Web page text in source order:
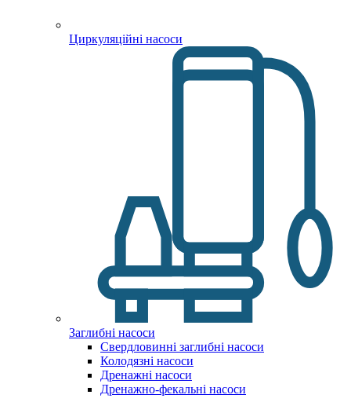
Циркуляційні насоси
Заглибні насоси
Свердловинні заглибні насоси
Колодязні насоси
Дренажні насоси
Дренажно-фекальні насоси